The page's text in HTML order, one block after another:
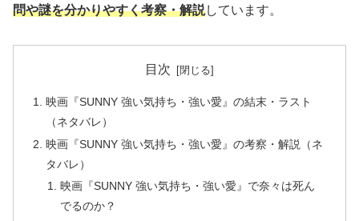
問や謎を分かりやすく考察・解説しています。
目次
映画『SUNNY 強い気持ち・強い愛』の結末・ラスト
（ネタバレ）
映画『SUNNY 強い気持ち・強い愛』の考察・解説（ネ
タバレ）
映画『SUNNY 強い気持ち・強い愛』で奈々は死ん
でるのか？